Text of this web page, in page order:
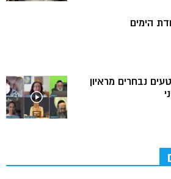
הימים
נבחרים מראיון